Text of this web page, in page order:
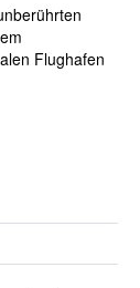
Flughafen